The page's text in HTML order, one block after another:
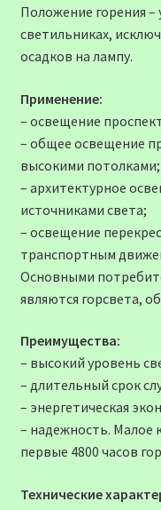
Положение горения –
светильниках,
осадков на лампу.
Применение:
– освещение
– общее освещение
высокими потолками;
– архитектурное
источниками света;
– освещение
транспортным
Основными
являются горсвета,
Преимущества:
– высокий уровень
– длительный срок
– энергетическая
– надежность. Малое
первые 4800 часов
Технические